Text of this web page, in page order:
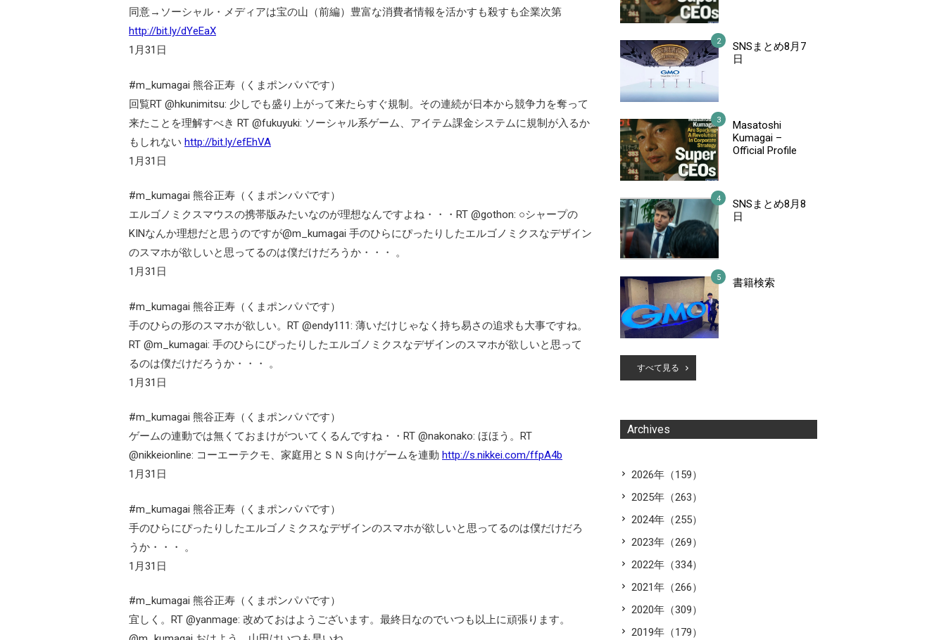
同意→ソーシャル・メディアは宝の山（前編）豊富な消費者情報を活かすも殺すも企業次第
http://bit.ly/dYeEaX
1月31日
#m_kumagai 熊谷正寿（くまポンパパです）
回覧RT @hkunimitsu: 少しでも盛り上がって来たらすぐ規制。その連続が日本から競争力を奪って
来たことを理解すべき RT @fukuyuki: ソーシャル系ゲーム、アイテム課金システムに規制が入るか
もしれない http://bit.ly/efEhVA
1月31日
#m_kumagai 熊谷正寿（くまポンパパです）
エルゴノミクスマウスの携帯版みたいなのが理想なんですよね・・・RT @gothon: ○シャープの
KINなんか理想だと思うのですが@m_kumagai 手のひらにぴったりしたエルゴノミクスなデザイン
のスマホが欲しいと思ってるのは僕だけだろうか・・・ 。
1月31日
#m_kumagai 熊谷正寿（くまポンパパです）
手のひらの形のスマホが欲しい。RT @endy111: 薄いだけじゃなく持ち易さの追求も大事ですね。
RT @m_kumagai: 手のひらにぴったりしたエルゴノミクスなデザインのスマホが欲しいと思って
るのは僕だけだろうか・・・ 。
1月31日
#m_kumagai 熊谷正寿（くまポンパパです）
ゲームの連動では無くておまけがついてくるんですね・・RT @nakonako: ほほう。RT
@nikkeionline: コーエーテクモ、家庭用とＳＮＳ向けゲームを連動 http://s.nikkei.com/ffpA4b
1月31日
#m_kumagai 熊谷正寿（くまポンパパです）
手のひらにぴったりしたエルゴノミクスなデザインのスマホが欲しいと思ってるのは僕だけだろ
うか・・・ 。
1月31日
#m_kumagai 熊谷正寿（くまポンパパです）
宜しく。RT @yanmage: 改めておはようございます。最終日なのでいつも以上に頑張ります。
SNSまとめ8月7
日
Masatoshi
Kumagai –
Official Profile
SNSまとめ8月8
日
書籍検索
すべて見る
Archives
2026年（159）
2025年（263）
2024年（255）
2023年（269）
2022年（334）
2021年（266）
2020年（309）
2019年（179）